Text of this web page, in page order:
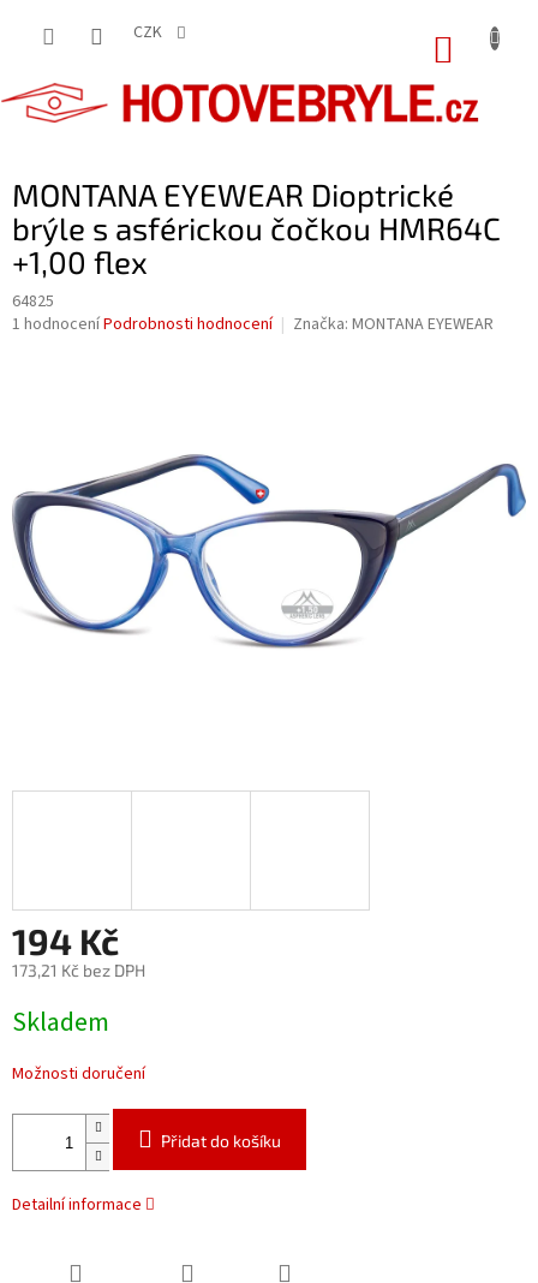
CZK
MONTANA EYEWEAR Dioptrické
brýle s asférickou čočkou HMR64C
+1,00 flex
64825
Průměrné
hvězdiček.
1 hodnoceníPodrobnosti hodnocení Značka: MONTANA EYEWEAR
194 Kč
173,21 Kč bez DPH
cena:
Skladem
Možnosti doručení
Přidat do košíku
Detailní informace